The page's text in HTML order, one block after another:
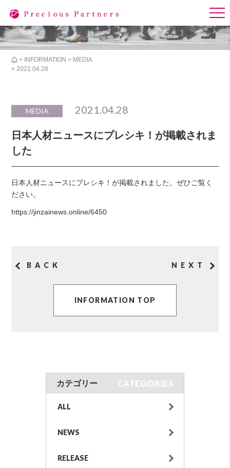
> INFORMATION > MEDIA
> 2021.04.28
MEDIA 2021.04.28
日本人材ニュースにプレシキ！が掲載されま
した
日本人材ニュースにプレシキ！が掲載されました。ぜひご覧く
ださい。
https://jinzainews.online/6450
BACK NEXT
INFORMATION TOP
カテゴリー CATEGORIES
ALL
NEWS
RELEASE